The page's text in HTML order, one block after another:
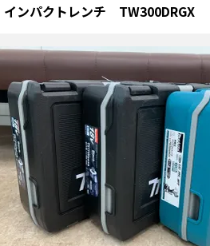
ンパクトレンチ TW300DRGX